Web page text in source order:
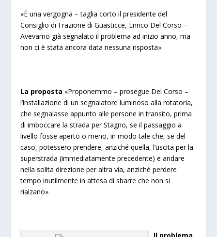
«È una vergogna – taglia corto il presidente del
Consiglio di Frazione di Guasticce, Enrico Del Corso –
Avevamo già segnalato il problema ad inizio anno, ma
non ci è stata ancora data nessuna risposta».
La proposta «Proponemmo – prosegue Del Corso –
l’installazione di un segnalatore luminoso alla rotatoria,
che segnalasse appunto alle persone in transito, prima
di imboccare la strada per Stagno, se il passaggio a
livello fosse aperto o meno, in modo tale che, se del
caso, potessero prendere, anziché quella, l’uscita per la
superstrada (immediatamente precedente) e andare
nella solita direzione per altra via, anziché perdere
tempo inutilmente in attesa di sbarre che non si
rialzano».